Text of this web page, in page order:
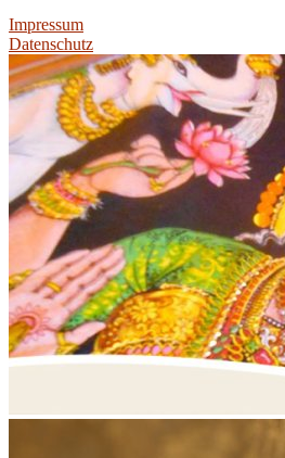
Impressum
Datenschutz